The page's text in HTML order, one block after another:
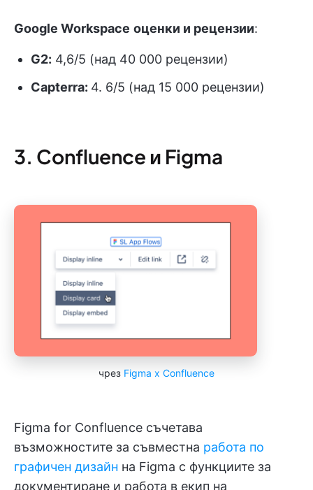
Google Workspace оценки и рецензии:
G2: 4,6/5 (над 40 000 рецензии)
Capterra: 4. 6/5 (над 15 000 рецензии)
3. Confluence и Figma
чрез Figma x Confluence
Figma for Confluence съчетава
възможностите за съвместна работа по
графичен дизайн на Figma с функциите за
документиране и работа в екип на